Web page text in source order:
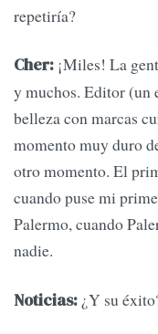
Cher: ¡Miles! La
y muchos. Editor (un
belleza con marcas
momento muy duro
otro momento. El
cuando puse mi
Palermo, cuando
nadie.
Noticias: ¿Y su